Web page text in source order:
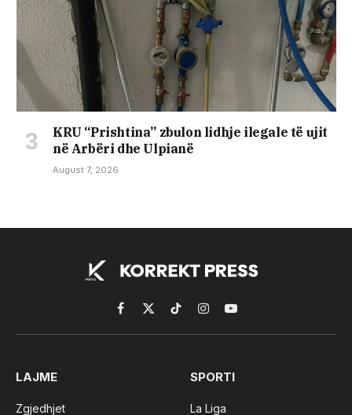
KRU “Prishtina” zbulon lidhje ilegale të ujit
në Arbëri dhe Ulpianë
August 7, 2026
Facebook
X
(Twitter)
TikTokInstagramYouTube
LAJME
Zgjedhjet
SPORTI
La Liga